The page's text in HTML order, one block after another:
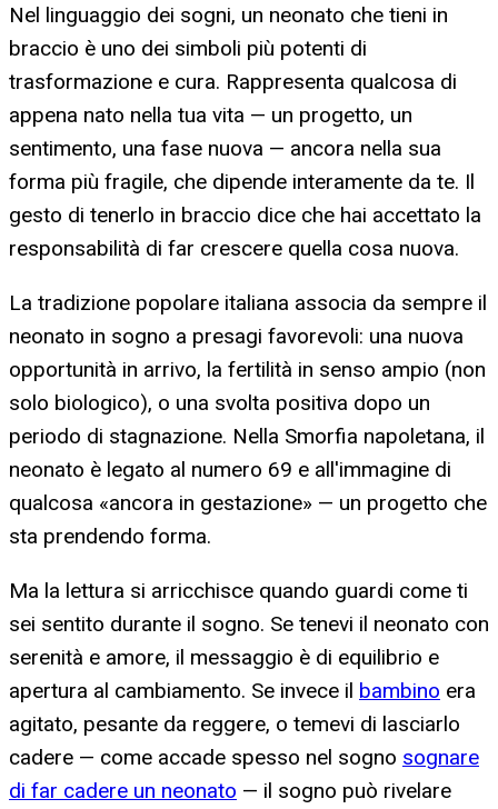
Nel linguaggio dei sogni, un neonato che tieni in
braccio è uno dei simboli più potenti di
trasformazione e cura. Rappresenta qualcosa di
appena nato nella tua vita — un progetto, un
sentimento, una fase nuova — ancora nella sua
forma più fragile, che dipende interamente da te. Il
gesto di tenerlo in braccio dice che hai accettato la
responsabilità di far crescere quella cosa nuova.
La tradizione popolare italiana associa da sempre il
neonato in sogno a presagi favorevoli: una nuova
opportunità in arrivo, la fertilità in senso ampio (non
solo biologico), o una svolta positiva dopo un
periodo di stagnazione. Nella Smorfia napoletana, il
neonato è legato al numero 69 e all'immagine di
qualcosa «ancora in gestazione» — un progetto che
sta prendendo forma.
Ma la lettura si arricchisce quando guardi come ti
sei sentito durante il sogno. Se tenevi il neonato con
serenità e amore, il messaggio è di equilibrio e
apertura al cambiamento. Se invece il bambino era
agitato, pesante da reggere, o temevi di lasciarlo
cadere — come accade spesso nel sogno sognare
di far cadere un neonato — il sogno può rivelare